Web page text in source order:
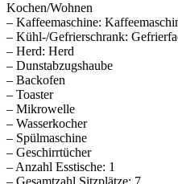
Kochen/Wohnen
– Kaffeemaschine:
– Kühl-/Gefrierschrank:
– Herd: Herd
– Dunstabzugshaube
– Backofen
– Toaster
– Mikrowelle
– Wasserkocher
– Spülmaschine
– Geschirrtücher
– Anzahl Esstische: 1